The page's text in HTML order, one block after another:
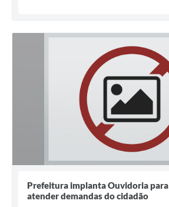
Prefeitura implanta Ouvidoria para
atender demandas do cidadão